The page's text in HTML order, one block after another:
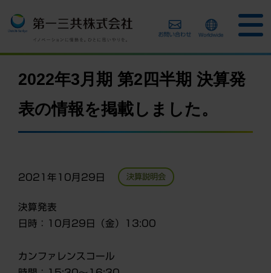
2022年3月期 第2四半期 決算発
表の情報を掲載しました。
2021年10月29日 決算説明会
決算発表
日時：10月29日（金）13:00
カンファレンスコール